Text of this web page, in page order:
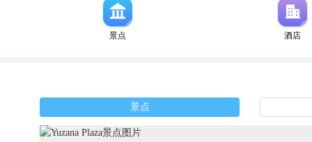
景点 酒店
景点